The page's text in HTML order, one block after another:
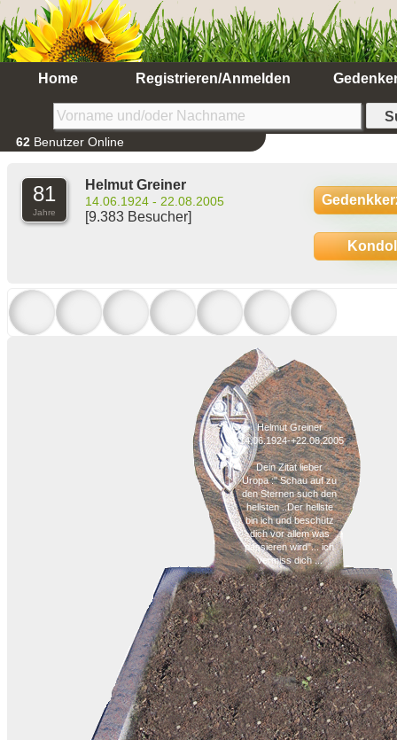
Home Registrieren/Anmelden
62 Benutzer Online
81
Jahre
Helmut Greiner
14.06.1924 - 22.08.2005
[9.383 Besucher]
Helmut Greiner
*14.06.1924-+22.08.2005
Dein Zitat lieber
Uropa :" Schau auf zu
den Sternen such den
hellsten ..Der hellste
bin ich und beschütz
dich vor allem was
passieren wird"... ich
vermiss dich ...